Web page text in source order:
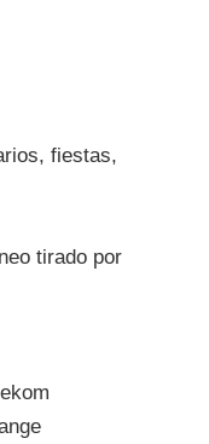
fiestas,
tirado por